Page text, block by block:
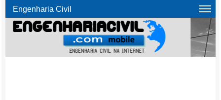
Engenharia Civil